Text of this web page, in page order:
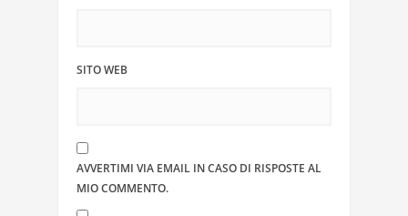
SITO WEB
AVVERTIMI VIA EMAIL IN CASO DI RISPOSTE AL
MIO COMMENTO.